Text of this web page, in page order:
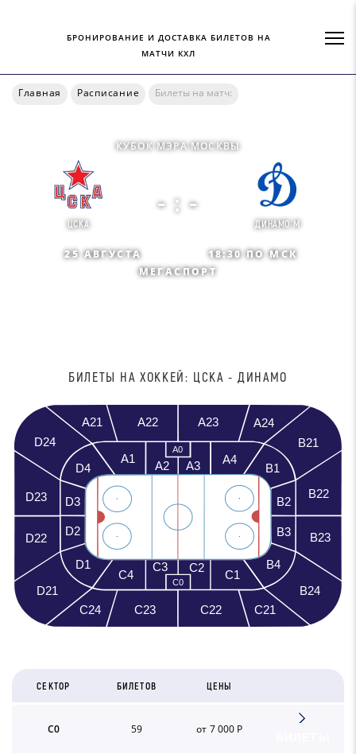
БРОНИРОВАНИЕ И ДОСТАВКА БИЛЕТОВ НА
МАТЧИ КХЛ
Главная Расписание Билеты на матч:
КУБОК МЭРА МОСКВЫ
ЦСКА
- : -
ДИНАМО М
25 АВГУСТА
18:30 ПО МСК
МЕГАСПОРТ
БИЛEТЫ НА ХОККЕЙ: ЦCKA - ДИНАМО
A1
A2 A3
A4
B1
B2
B3
B4
C1
C2
C3
C4
D1
D2
D3
D4
C0
A0
A21 A22 A23
A24
B21
B22
B23
B24
C21
C22
C23
C24
D21
D22
D23
D24
СЕКТОР БИЛЕТОВ ЦЕНЫ
C0 59 от 7 000 Р